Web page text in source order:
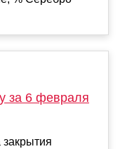
за 6 февраля